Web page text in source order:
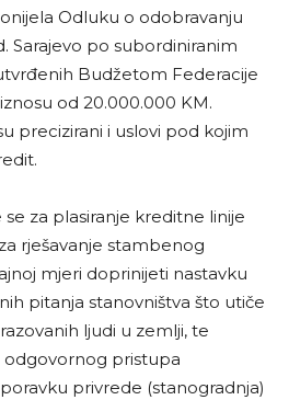
Odluku o odobravanju
Sarajevo po subordiniranim
Budžetom Federacije
od 20.000.000 KM.
precizirani i uslovi pod kojim
za plasiranje kreditne linije
rješavanje stambenog
mjeri doprinijeti nastavku
pitanja stanovništva što utiče
ljudi u zemlji, te
odgovornog pristupa
privrede (stanogradnja)